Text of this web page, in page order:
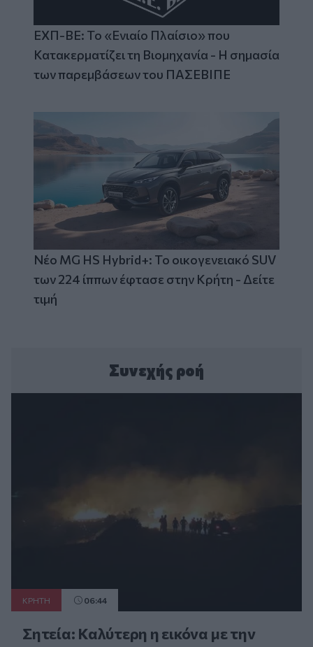
ΕΧΠ-ΒΕ: Το «Ενιαίο Πλαίσιο» που
Κατακερματίζει τη Βιομηχανία - Η σημασία
των παρεμβάσεων του ΠΑΣΕΒΙΠΕ
Νέο MG HS Hybrid+: Το οικογενειακό SUV
των 224 ίππων έφτασε στην Κρήτη - Δείτε
τιμή
Συνεχής ροή
ΚΡΗΤΗ 06:44
Σητεία: Καλύτερη η εικόνα με την